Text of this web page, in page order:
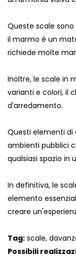
Queste scale
il marmo è un
richiede molte
Inoltre, le scale in
varianti e colori, il
d'arredamento.
Questi elementi di
ambienti pubblici
qualsiasi spazio in
In definitiva, le
elemento
creare
Tag: scale,
Possibili